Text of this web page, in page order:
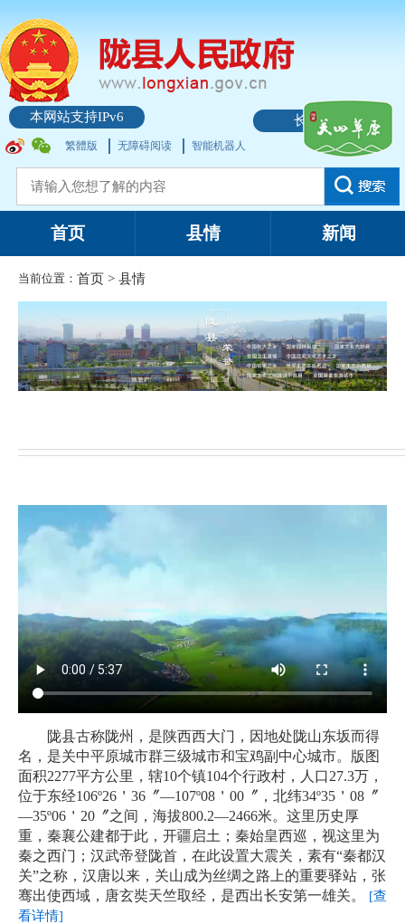
本网站支持IPv6 长者模式
繁體版 无障碍阅读 智能机器人
首页 县情 新闻
当前位置： 首页 > 县情
陇县古称陇州，是陕西西大门，因地处陇山东坂而得
名，是关中平原城市群三级城市和宝鸡副中心城市。版图
面积2277平方公里，辖10个镇104个行政村，人口27.3万，
位于东经106º26＇36〞—107º08＇00〞，北纬34º35＇08〞
—35º06＇20〞之间，海拔800.2—2466米。这里历史厚
重，秦襄公建都于此，开疆启土；秦始皇西巡，视这里为
秦之西门；汉武帝登陇首，在此设置大震关，素有“秦都汉
关”之称，汉唐以来，关山成为丝绸之路上的重要驿站，张
骞出使西域，唐玄奘天竺取经，是西出长安第一雄关。 [查
看详情]